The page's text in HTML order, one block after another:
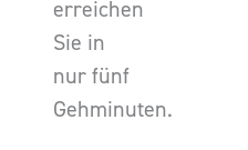
erreichen
Sie in
nur fünf
Gehminuten.